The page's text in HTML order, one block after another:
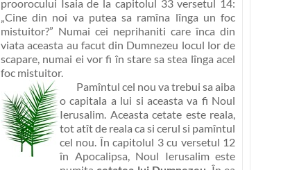
proorocului Isaia de la capitolul 33 versetul 14:
„Cine din noi va putea sa ramîna lînga un foc
mistuitor?” Numai cei neprihaniti care înca din
viata aceasta au facut din Dumnezeu locul lor de
scapare, numai ei vor fi în stare sa stea lînga acel
foc mistuitor.
Pamîntul cel nou va trebui sa aiba
o capitala a lui si aceasta va fi Noul
Ierusalim. Aceasta cetate este reala,
tot atît de reala ca si cerul si pamîntul
cel nou. În capitolul 3 cu versetul 12
în Apocalipsa, Noul Ierusalim este